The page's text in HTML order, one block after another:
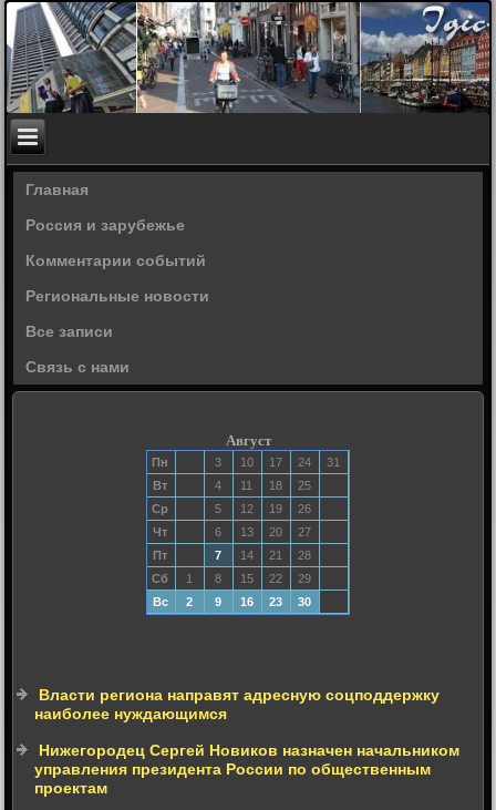
Главная
Россия и зарубежье
Комментарии событий
Региональные новости
Все записи
Связь с нами
Август
Пн 3 10 17 24
31
Вт
4 11 18
25
Ср
5 12 19
26
Чт
6 13 20
27
Пт
7 14 21
28
Сб
1 8 15 22
29
Вс
2 9 16 23 30
Власти региона направят адресную соцподдержку
наиболее нуждающимся
Нижегородец Сергей Новиков назначен начальником
управления президента России по общественным
проектам